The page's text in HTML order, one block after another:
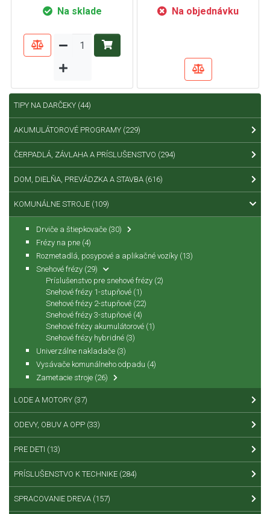
Na sklade
Na objednávku
TIPY NA DARČEKY (44)
AKUMULÁTOROVÉ PROGRAMY (229)
ČERPADLÁ, ZÁVLAHA A PRÍSLUŠENSTVO (294)
DOM, DIELŇA, PREVÁDZKA A STAVBA (616)
KOMUNÁLNE STROJE (109)
Drviče a štiepkovače (30)
Frézy na pne (4)
Rozmetadlá, posypové a aplikačné vozíky (13)
Snehové frézy (29)
Príslušenstvo pre snehové frézy (2)
Snehové frézy 1-stupňové (1)
Snehové frézy 2-stupňové (22)
Snehové frézy 3-stupňové (4)
Snehové frézy akumulátorové (1)
Snehové frézy hybridné (3)
Univerzálne nakladače (3)
Vysávače komunálneho odpadu (4)
Zametacie stroje (26)
LODE A MOTORY (37)
ODEVY, OBUV A OPP (33)
PRE DETI (13)
PRÍSLUŠENSTVO K TECHNIKE (284)
SPRACOVANIE DREVA (157)